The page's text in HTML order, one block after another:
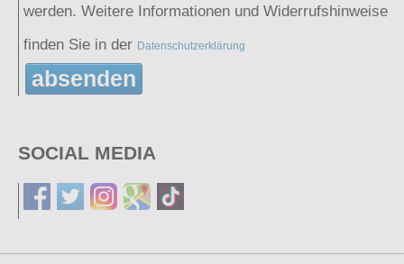
werden. Weitere Informationen und Widerrufshinweise
finden Sie in der Datenschutzerklärung
absenden
SOCIAL MEDIA